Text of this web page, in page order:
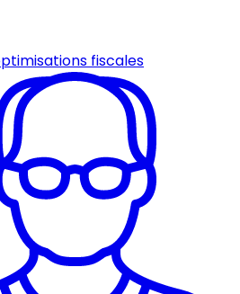
fiscales